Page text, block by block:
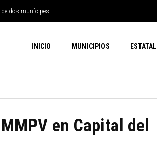
de dos munícipes
INICIO MUNICIPIOS ESTATAL
en Capital del